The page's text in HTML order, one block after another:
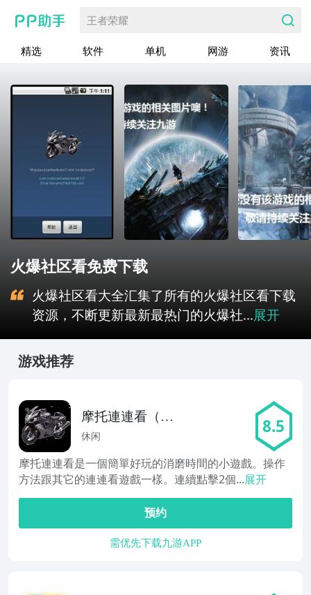
王者荣耀
精选 软件 单机 网游 资讯
火爆社区看免费下载
火爆社区看大全汇集了所有的火爆社区看下载
资源，不断更新最新最热门的火爆社...展开
游戏推荐
摩托連連看（免
费）
休闲 8.5
摩托連連看是一個簡單好玩的消磨時間的小遊戲。操作
方法跟其它的連連看遊戲一樣。連續點擊2個...展开
预约
需优先下载九游APP